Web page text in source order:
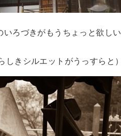
ろづきがもうちょっと欲し
しきシルエットがうっすらと